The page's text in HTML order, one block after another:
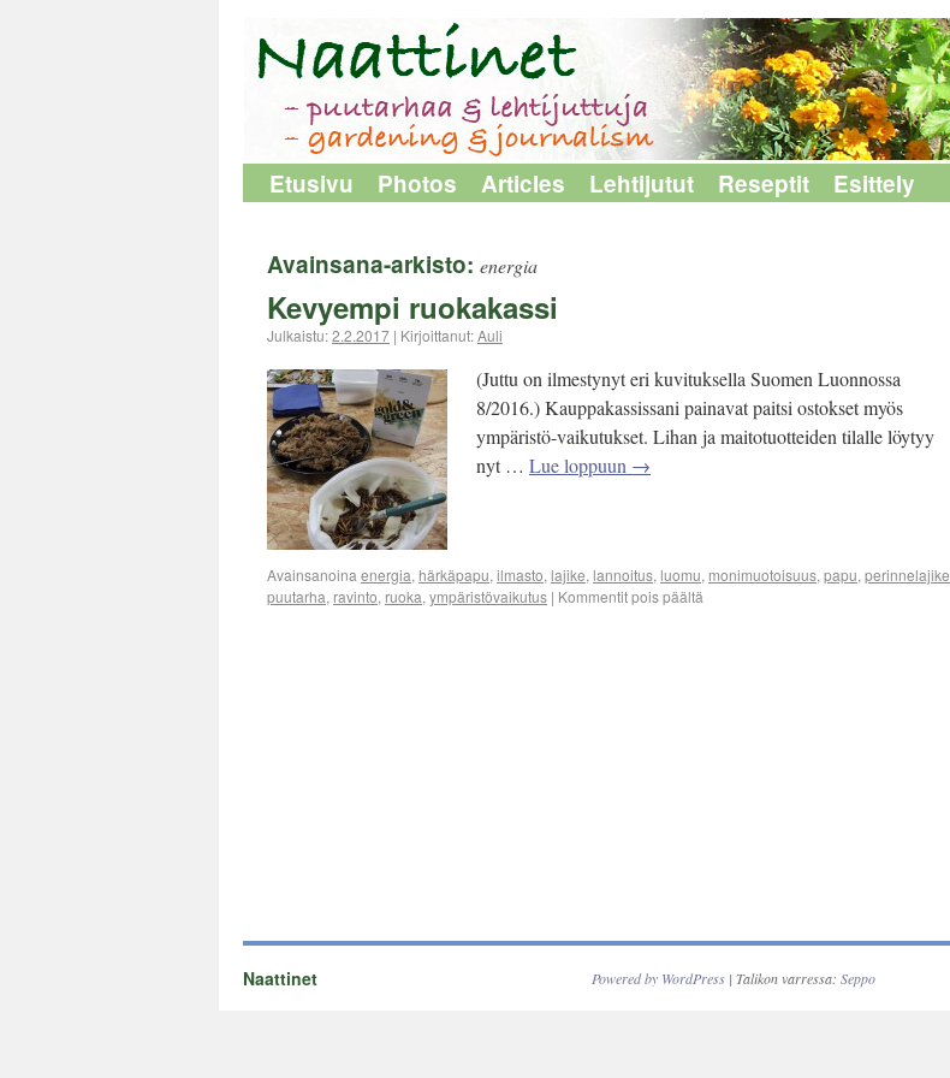
Etusivu Photos Articles Lehtijutut Reseptit Esittely
Avainsana-arkisto: energia
Kevyempi ruokakassi
Julkaistu:2.2.2017 | Kirjoittanut:Auli
(Juttu on ilmestynyt eri kuvituksella Suomen Luonnossa
8/2016.) Kauppakassissani painavat paitsi ostokset myös
ympäristö-vaikutukset. Lihan ja maitotuotteiden tilalle löytyy
nyt … Lue loppuun →
Avainsanoina energia, härkäpapu, ilmasto, lajike, lannoitus, luomu, monimuotoisuus, papu, perinnelajike
puutarha, ravinto, ruoka, ympäristövaikutus | Kommentit pois päältä
Naattinet Powered by WordPress | Talikon varressa: Seppo